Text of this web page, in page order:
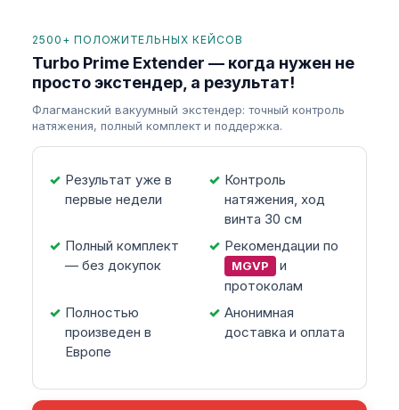
2500+ ПОЛОЖИТЕЛЬНЫХ КЕЙСОВ
Turbo Prime Extender — когда нужен не
просто экстендер, а результат!
Флагманский вакуумный экстендер: точный контроль
натяжения, полный комплект и поддержка.
Результат уже в
первые недели
Контроль
натяжения, ход
винта 30 см
Полный комплект
— без докупок
Рекомендации по
MGVP
и
протоколам
Полностью
произведен в
Европе
Анонимная
доставка и оплата